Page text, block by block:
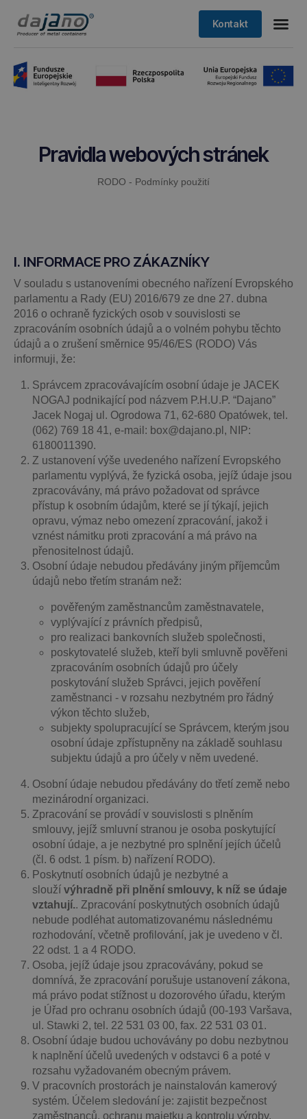
Kontakt
Pravidla webových stránek
RODO - Podmínky použití
I. INFORMACE PRO ZÁKAZNÍKY
V souladu s ustanoveními obecného nařízení Evropského
parlamentu a Rady (EU) 2016/679 ze dne 27. dubna
2016 o ochraně fyzických osob v souvislosti se
zpracováním osobních údajů a o volném pohybu těchto
údajů a o zrušení směrnice 95/46/ES (RODO) Vás
informuji, že:
Správcem zpracovávajícím osobní údaje je JACEK
NOGAJ podnikající pod názvem P.H.U.P. “Dajano”
Jacek Nogaj ul. Ogrodowa 71, 62-680 Opatówek, tel.
(062) 769 18 41, e-mail: box@dajano.pl, NIP:
6180011390.
Z ustanovení výše uvedeného nařízení Evropského
parlamentu vyplývá, že fyzická osoba, jejíž údaje jsou
zpracovávány, má právo požadovat od správce
přístup k osobním údajům, které se jí týkají, jejich
opravu, výmaz nebo omezení zpracování, jakož i
vznést námitku proti zpracování a má právo na
přenositelnost údajů.
Osobní údaje nebudou předávány jiným příjemcům
údajů nebo třetím stranám než:
pověřeným zaměstnancům zaměstnavatele,
vyplývající z právních předpisů,
pro realizaci bankovních služeb společnosti,
poskytovatelé služeb, kteří byli smluvně pověřeni
zpracováním osobních údajů pro účely
poskytování služeb Správci, jejich pověření
zaměstnanci - v rozsahu nezbytném pro řádný
výkon těchto služeb,
subjekty spolupracující se Správcem, kterým jsou
osobní údaje zpřístupněny na základě souhlasu
subjektu údajů a pro účely v něm uvedené.
Osobní údaje nebudou předávány do třetí země nebo
mezinárodní organizaci.
Zpracování se provádí v souvislosti s plněním
smlouvy, jejíž smluvní stranou je osoba poskytující
osobní údaje, a je nezbytné pro splnění jejích účelů
(čl. 6 odst. 1 písm. b) nařízení RODO).
Poskytnutí osobních údajů je nezbytné a
sloužívýhradně při plnění smlouvy, k níž se údaje
vztahují.. Zpracování poskytnutých osobních údajů
nebude podléhat automatizovanému následnému
rozhodování, včetně profilování, jak je uvedeno v čl.
22 odst. 1 a 4 RODO.
Osoba, jejíž údaje jsou zpracovávány, pokud se
domnívá, že zpracování porušuje ustanovení zákona,
má právo podat stížnost u dozorového úřadu, kterým
je Úřad pro ochranu osobních údajů (00-193 Varšava,
ul. Stawki 2, tel. 22 531 03 00, fax. 22 531 03 01.
Osobní údaje budou uchovávány po dobu nezbytnou
k naplnění účelů uvedených v odstavci 6 a poté v
rozsahu vyžadovaném obecným právem.
V pracovních prostorách je nainstalován kamerový
systém. Účelem sledování je: zajistit bezpečnost
zaměstnanců, ochranu majetku a kontrolu výroby.